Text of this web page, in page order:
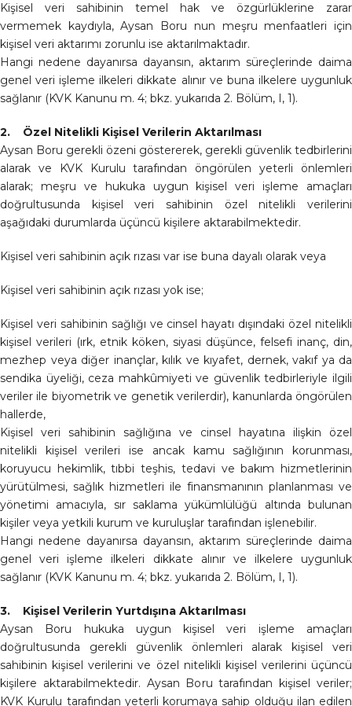
Kişisel veri sahibinin temel hak ve özgürlüklerine zarar
vermemek kaydıyla, Aysan Boru nun meşru menfaatleri için
kişisel veri aktarımı zorunlu ise aktarılmaktadır.
Hangi nedene dayanırsa dayansın, aktarım süreçlerinde daima
genel veri işleme ilkeleri dikkate alınır ve buna ilkelere uygunluk
sağlanır (KVK Kanunu m. 4; bkz. yukarıda 2. Bölüm, I, 1).
2. Özel Nitelikli Kişisel Verilerin Aktarılması
Aysan Boru gerekli özeni göstererek, gerekli güvenlik tedbirlerini
alarak ve KVK Kurulu tarafından öngörülen yeterli önlemleri
alarak; meşru ve hukuka uygun kişisel veri işleme amaçları
doğrultusunda kişisel veri sahibinin özel nitelikli verilerini
aşağıdaki durumlarda üçüncü kişilere aktarabilmektedir.
Kişisel veri sahibinin açık rızası var ise buna dayalı olarak veya
Kişisel veri sahibinin açık rızası yok ise;
Kişisel veri sahibinin sağlığı ve cinsel hayatı dışındaki özel nitelikli
kişisel verileri (ırk, etnik köken, siyasi düşünce, felsefi inanç, din,
mezhep veya diğer inançlar, kılık ve kıyafet, dernek, vakıf ya da
sendika üyeliği, ceza mahkûmiyeti ve güvenlik tedbirleriyle ilgili
veriler ile biyometrik ve genetik verilerdir), kanunlarda öngörülen
hallerde,
Kişisel veri sahibinin sağlığına ve cinsel hayatına ilişkin özel
nitelikli kişisel verileri ise ancak kamu sağlığının korunması,
koruyucu hekimlik, tıbbi teşhis, tedavi ve bakım hizmetlerinin
yürütülmesi, sağlık hizmetleri ile finansmanının planlanması ve
yönetimi amacıyla, sır saklama yükümlülüğü altında bulunan
kişiler veya yetkili kurum ve kuruluşlar tarafından işlenebilir.
Hangi nedene dayanırsa dayansın, aktarım süreçlerinde daima
genel veri işleme ilkeleri dikkate alınır ve ilkelere uygunluk
sağlanır (KVK Kanunu m. 4; bkz. yukarıda 2. Bölüm, I, 1).
3. Kişisel Verilerin Yurtdışına Aktarılması
Aysan Boru hukuka uygun kişisel veri işleme amaçları
doğrultusunda gerekli güvenlik önlemleri alarak kişisel veri
sahibinin kişisel verilerini ve özel nitelikli kişisel verilerini üçüncü
kişilere aktarabilmektedir. Aysan Boru tarafından kişisel veriler;
KVK Kurulu tarafından yeterli korumaya sahip olduğu ilan edilen